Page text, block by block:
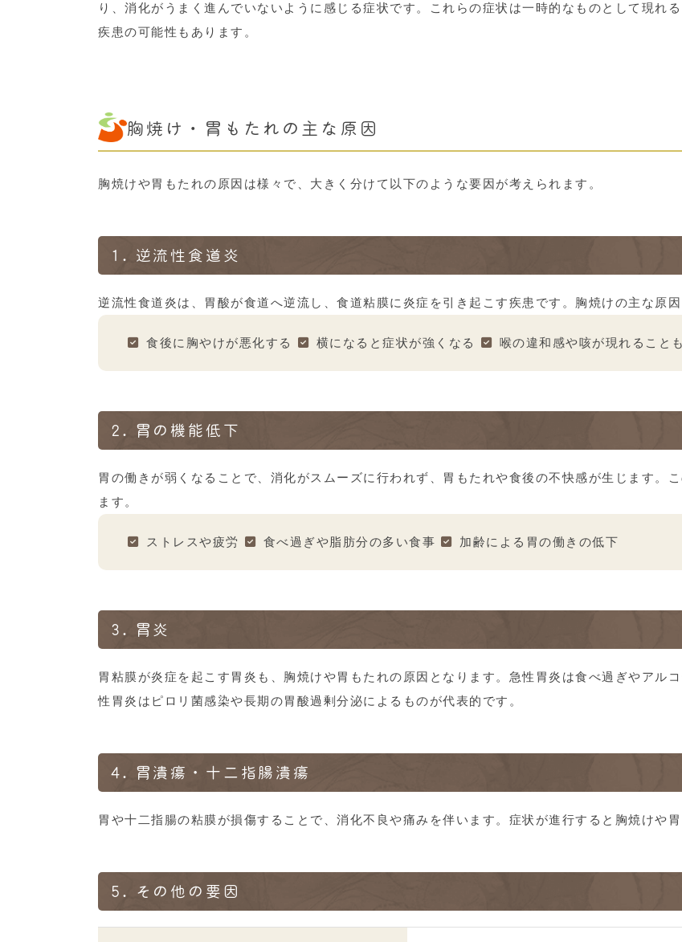
り、消化がうまく進んでいないように感じる症状です。これらの症状は一時的なものとして現れ
疾患の可能性もあります。
胸焼け・胃もたれの主な原因
胸焼けや胃もたれの原因は様々で、大きく分けて以下のような要因が考えられます。
1. 逆流性食道炎
逆流性食道炎は、胃酸が食道へ逆流し、食道粘膜に炎症を引き起こす疾患です。胸焼けの主な原
食後に胸やけが悪化する 横になると症状が強くなる 喉の違和感や咳が現れること
2. 胃の機能低下
胃の働きが弱くなることで、消化がスムーズに行われず、胃もたれや食後の不快感が生じます。
ます。
ストレスや疲労 食べ過ぎや脂肪分の多い食事 加齢による胃の働きの低下
3. 胃炎
胃粘膜が炎症を起こす胃炎も、胸焼けや胃もたれの原因となります。急性胃炎は食べ過ぎやアル
性胃炎はピロリ菌感染や長期の胃酸過剰分泌によるものが代表的です。
4. 胃潰瘍・十二指腸潰瘍
胃や十二指腸の粘膜が損傷することで、消化不良や痛みを伴います。症状が進行すると胸焼けや
5. その他の要因